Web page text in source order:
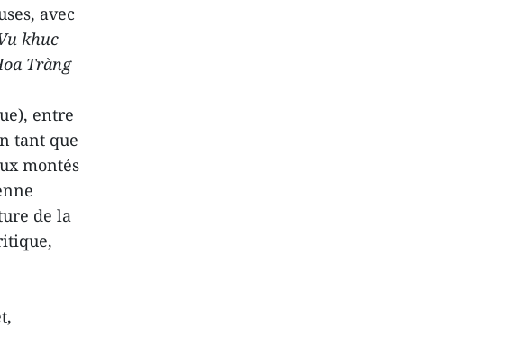
avec
khuc
Tràng
entre
tant que
montés
de la